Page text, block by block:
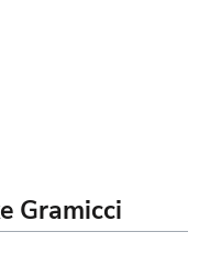
Gramicci